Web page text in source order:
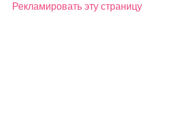
Рекламировать эту страницу